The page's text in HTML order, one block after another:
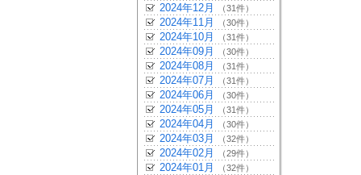
2024年12月 （31件）
2024年11月 （30件）
2024年10月 （31件）
2024年09月 （30件）
2024年08月 （31件）
2024年07月 （31件）
2024年06月 （30件）
2024年05月 （31件）
2024年04月 （30件）
2024年03月 （32件）
2024年02月 （29件）
2024年01月 （32件）